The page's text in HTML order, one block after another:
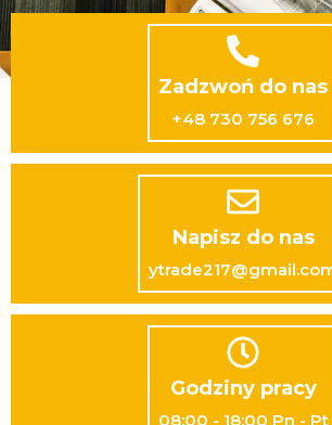
Zadzwoń do nas
+48 730 756 676
Napisz do nas
Godziny pracy
08:00 - 18:00 Pn - Pt